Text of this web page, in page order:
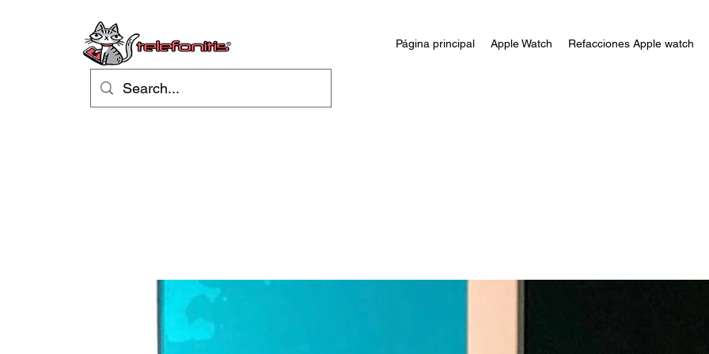
Página principal Apple Watch Refacciones Apple watch